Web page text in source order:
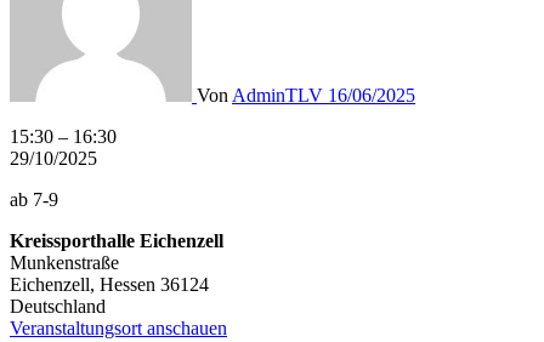
Von AdminTLV 16/06/2025
Turnen
-
15:30 – 16:30
29/10/2025
ab 7-9
Kreissporthalle Eichenzell
Munkenstraße
Eichenzell, Hessen 36124
Deutschland
Veranstaltungsort anschauen